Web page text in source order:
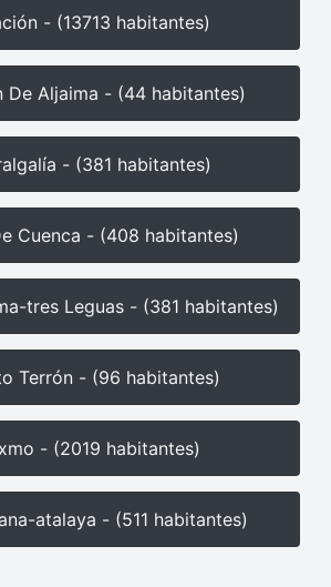
- (13713 habitantes)
De Aljaima - (44 habitantes)
- (381 habitantes)
Cuenca - (408 habitantes)
tres Leguas - (381 habitantes)
Terrón - (96 habitantes)
- (2019 habitantes)
atalaya - (511 habitantes)